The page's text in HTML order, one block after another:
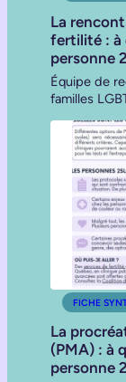
La
fertilité : à
personne
Équipe de
familles
FICHE
La
(PMA) : à
personne